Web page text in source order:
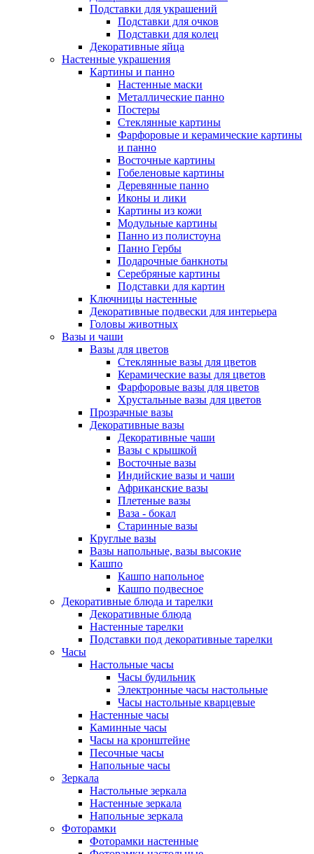
Подставки для украшений
Подставки для очков
Подставки для колец
Декоративные яйца
Настенные украшения
Картины и панно
Настенные маски
Металлические панно
Постеры
Стеклянные картины
Фарфоровые и керамические картины
и панно
Восточные картины
Гобеленовые картины
Деревянные панно
Иконы и лики
Картины из кожи
Модульные картины
Панно из полистоуна
Панно Гербы
Подарочные банкноты
Серебряные картины
Подставки для картин
Ключницы настенные
Декоративные подвески для интерьера
Головы животных
Вазы и чаши
Вазы для цветов
Стеклянные вазы для цветов
Керамические вазы для цветов
Фарфоровые вазы для цветов
Хрустальные вазы для цветов
Прозрачные вазы
Декоративные вазы
Декоративные чаши
Вазы с крышкой
Восточные вазы
Индийские вазы и чаши
Африканские вазы
Плетеные вазы
Ваза - бокал
Старинные вазы
Круглые вазы
Вазы напольные, вазы высокие
Кашпо
Кашпо напольное
Кашпо подвесное
Декоративные блюда и тарелки
Декоративные блюда
Настенные тарелки
Подставки под декоративные тарелки
Часы
Настольные часы
Часы будильник
Электронные часы настольные
Часы настольные кварцевые
Настенные часы
Каминные часы
Часы на кронштейне
Песочные часы
Напольные часы
Зеркала
Настольные зеркала
Настенные зеркала
Напольные зеркала
Фоторамки
Фоторамки настенные